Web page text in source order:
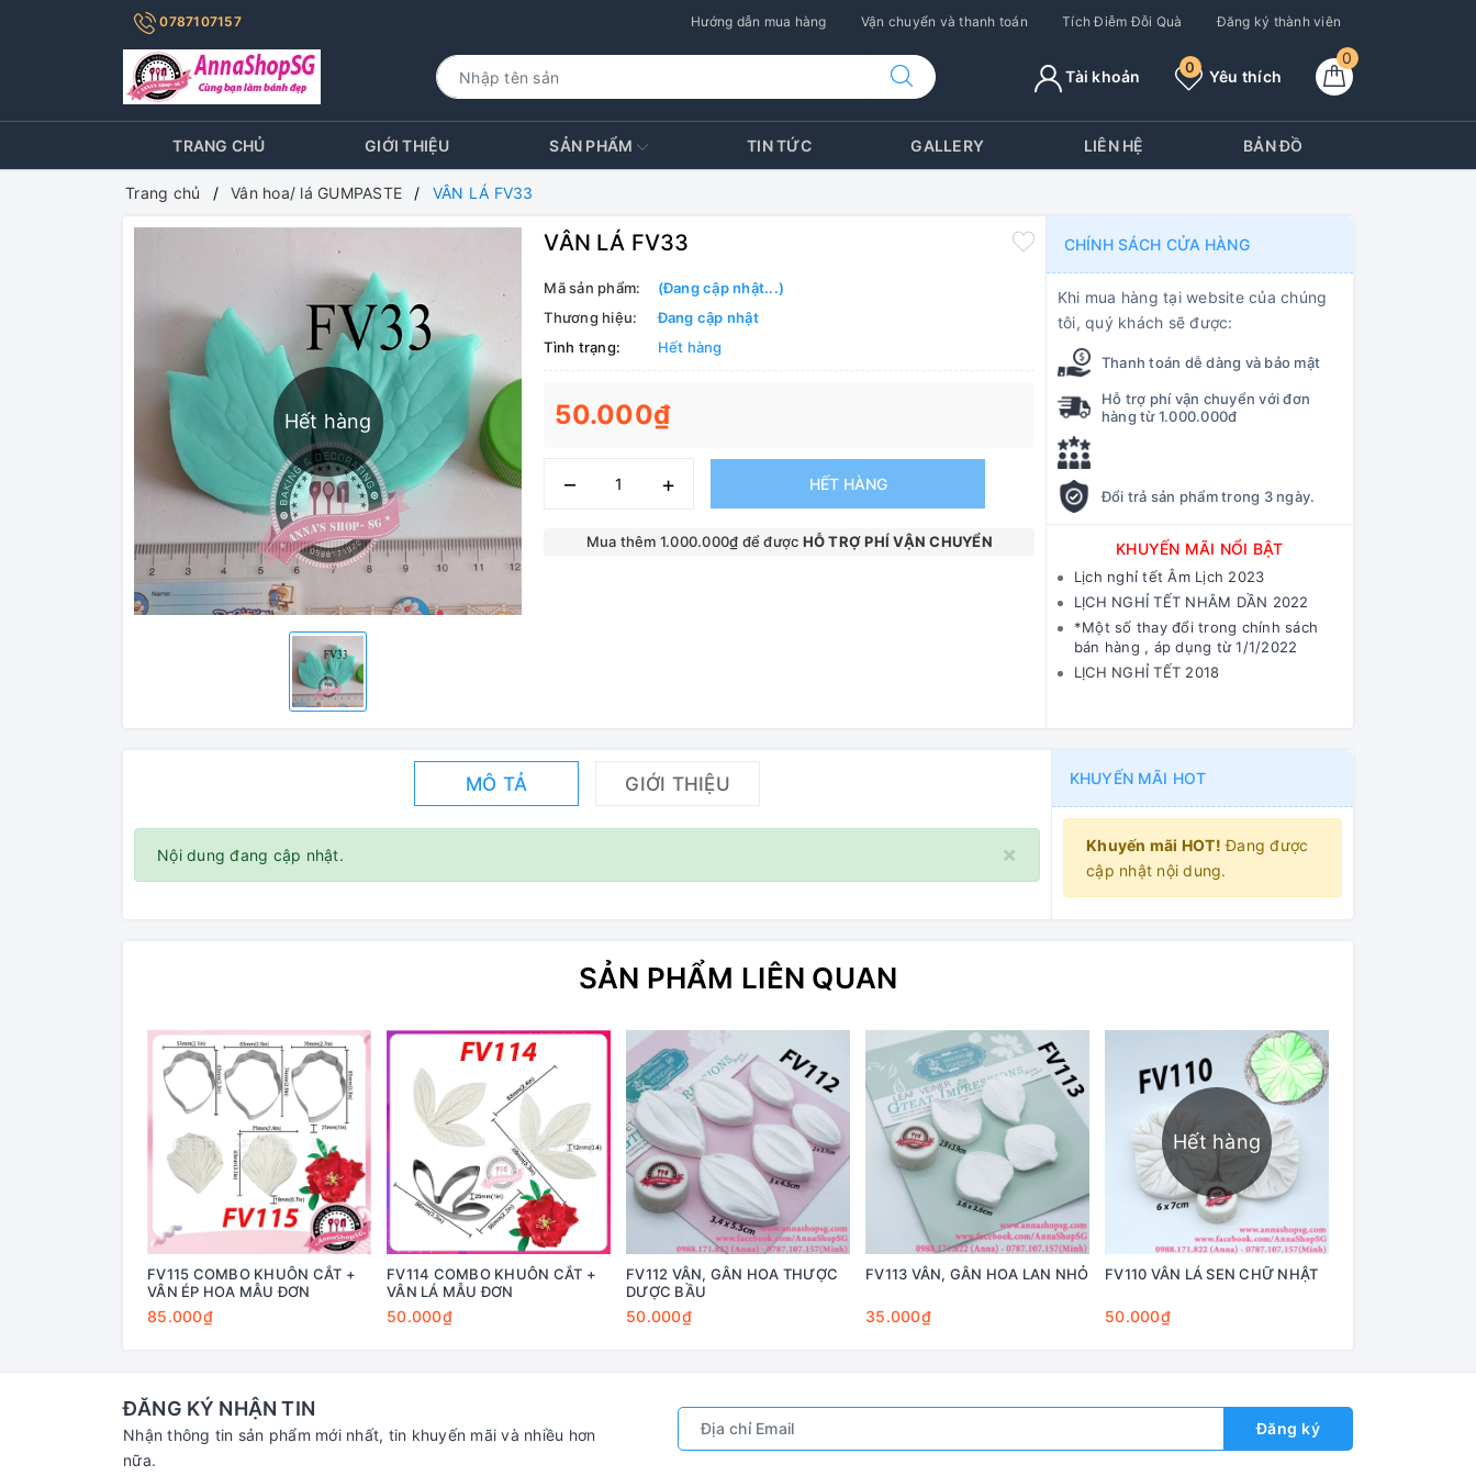
0787107157 Hướng dẫn mua hàng Vận chuyển và thanh toán Tích Điễm Đỗi Quà Đăng ký thành viên
0
Yêu thích
0
Tài khoản
TRANG CHỦ GIỚI THIỆU SẢN PHẨM TIN TỨC GALLERY LIÊN HỆ BẢN ĐỒ
Trang chủ Vân hoa/ lá GUMPASTE VÂN LÁ FV33
Hết hàng
VÂN LÁ FV33
Mã sản phẩm:
(Đang cập nhật...)
Thương hiệu:
Đang cập nhật
Tình trạng:
Hết hàng
50.000₫
– + HẾT HÀNG
Mua thêm 1.000.000₫ để được HỖ TRỢ PHÍ VẬN CHUYỂN
CHÍNH SÁCH CỬA HÀNG
Khi mua hàng tại website của chúng
tôi, quý khách sẽ được:
Thanh toán dễ dàng và bảo mật
Hỗ trợ phí vận chuyển với đơn
hàng từ 1.000.000đ
Đổi trả sản phẩm trong 3 ngày.
KHUYẾN MÃI NỔI BẬT
Lịch nghỉ tết Âm Lịch 2023
LỊCH NGHỈ TẾT NHÂM DẦN 2022
*Một số thay đổi trong chính sách
bán hàng , áp dụng từ 1/1/2022
LỊCH NGHỈ TẾT 2018
MÔ TẢ GIỚI THIỆU
×
Nội dung đang cập nhật.
KHUYẾN MÃI HOT
Khuyến mãi HOT! Đang được
cập nhật nội dung.
SẢN PHẨM LIÊN QUAN
FV115 COMBO KHUÔN CẮT +
VÂN ÉP HOA MẪU ĐƠN
85.000₫
FV114 COMBO KHUÔN CẮT +
VÂN LÁ MẪU ĐƠN
50.000₫
FV112 VÂN, GÂN HOA THƯỢC
DƯỢC BẦU
50.000₫
FV113 VÂN, GÂN HOA LAN NHỎ
35.000₫
Hết hàng
FV110 VÂN LÁ SEN CHỮ NHẬT
50.000₫
ĐĂNG KÝ NHẬN TIN
Nhận thông tin sản phẩm mới nhất, tin khuyến mãi và nhiều hơn
nữa.
Đăng ký